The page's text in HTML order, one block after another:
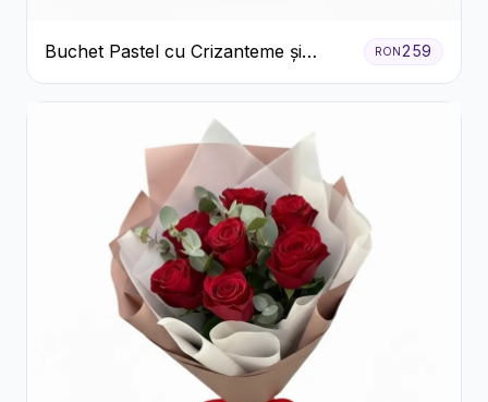
Buchet Pastel cu Crizanteme și
Garoafe
RON259